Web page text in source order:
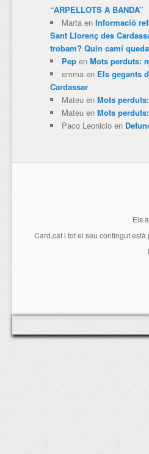
“ARPELLOTS A BANDA”
Martaen Informació
Sant Llorenç des
trobam? Quin camí
Pepen Mots perduts:
emmaen Els gegants
Cardassar
Mateuen Mots
Mateuen Mots
Paco Leonicioen
Els
Card.cati tot el seu contingut